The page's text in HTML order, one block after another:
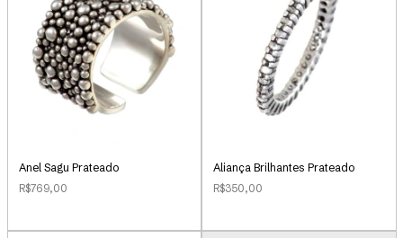
Anel Sagu Prateado
R$769,00
Aliança Brilhantes Prateado
R$350,00